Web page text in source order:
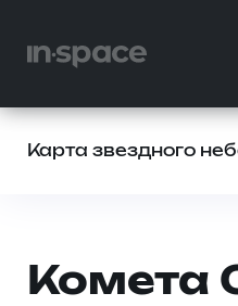
Карта звездного
Комета